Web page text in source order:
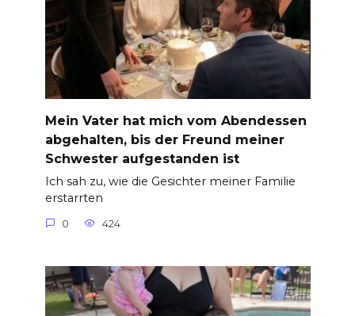
Mein Vater hat mich vom Abendessen
abgehalten, bis der Freund meiner
Schwester aufgestanden ist
Ich sah zu, wie die Gesichter meiner Familie
erstarrten
0 424